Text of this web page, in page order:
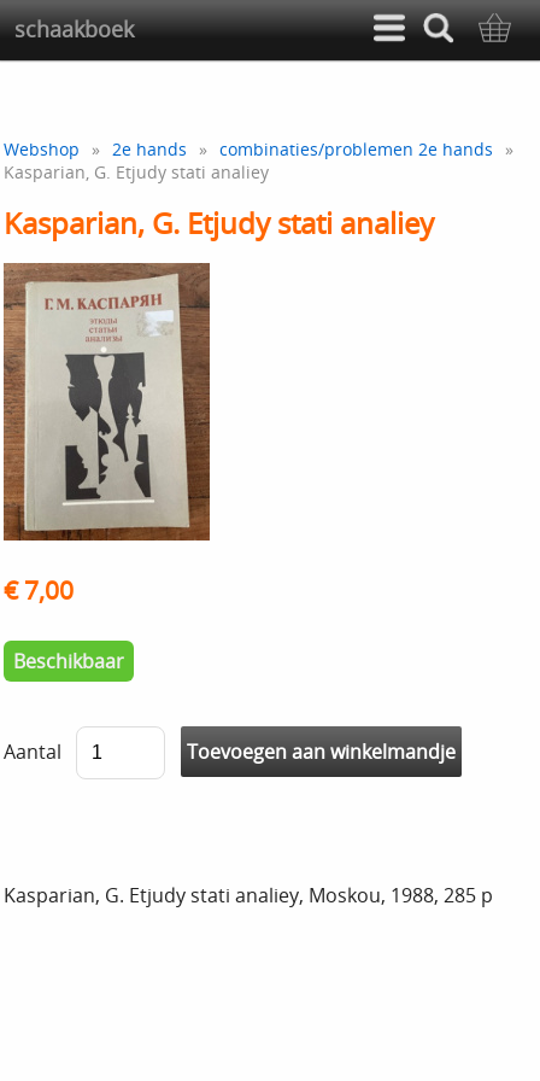
schaakboek
Webshop » 2e hands » combinaties/problemen 2e hands
»
Kasparian, G. Etjudy stati analiey
Kasparian, G. Etjudy stati analiey
€ 7,00
Beschikbaar
Aantal
Kasparian, G. Etjudy stati analiey, Moskou, 1988, 285 p